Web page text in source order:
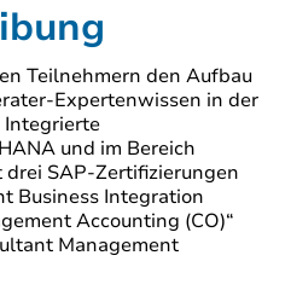
Teilnehmern den Aufbau
Expertenwissen in der
Integrierte
und im Bereich
SAP-Zertifizierungen
Business Integration
Accounting (CO)“
Management